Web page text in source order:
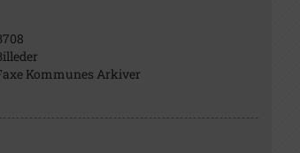
Kommunes Arkiver